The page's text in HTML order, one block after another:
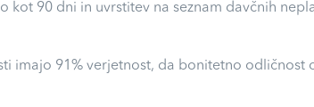
kot 90 dni in uvrstitev na seznam davčnih
imajo 91% verjetnost, da bonitetno odličnost